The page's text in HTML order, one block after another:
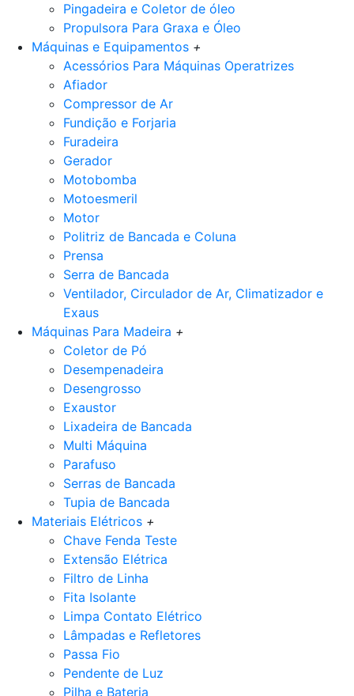
Pingadeira e Coletor de óleo
Propulsora Para Graxa e Óleo
Máquinas e Equipamentos +
Acessórios Para Máquinas Operatrizes
Afiador
Compressor de Ar
Fundição e Forjaria
Furadeira
Gerador
Motobomba
Motoesmeril
Motor
Politriz de Bancada e Coluna
Prensa
Serra de Bancada
Ventilador, Circulador de Ar, Climatizador e
Exaus
Máquinas Para Madeira +
Coletor de Pó
Desempenadeira
Desengrosso
Exaustor
Lixadeira de Bancada
Multi Máquina
Parafuso
Serras de Bancada
Tupia de Bancada
Materiais Elétricos +
Chave Fenda Teste
Extensão Elétrica
Filtro de Linha
Fita Isolante
Limpa Contato Elétrico
Lâmpadas e Refletores
Passa Fio
Pendente de Luz
Pilha e Bateria